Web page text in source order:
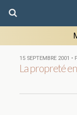
15 SEPTEMBRE 2001
La propreté